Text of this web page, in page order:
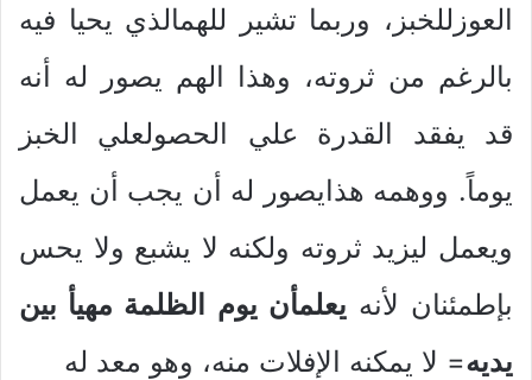
العوزللخبز، وربما تشير للهمالذي يحيا فيه
بالرغم من ثروته، وهذا الهم يصور له أنه
قد يفقد القدرة علي الحصولعلي الخبز
يوماً. ووهمه هذايصور له أن يجب أن يعمل
ويعمل ليزيد ثروته ولكنه لا يشبع ولا يحس
بإطمئنان لأنه يعلمأن يوم الظلمة مهيأ بين
يديه= لا يمكنه الإفلات منه، وهو معد له